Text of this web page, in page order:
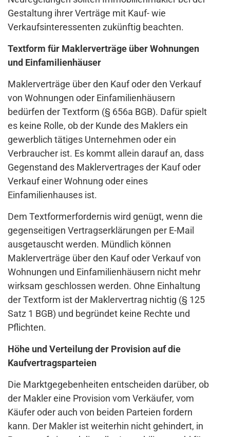
Gestaltung ihrer Verträge mit Kauf- wie
Verkaufsinteressenten zukünftig beachten.
Textform für Maklerverträge über Wohnungen
und Einfamilienhäuser
Maklerverträge über den Kauf oder den Verkauf
von Wohnungen oder Einfamilienhäusern
bedürfen der Textform (§ 656a BGB). Dafür spielt
es keine Rolle, ob der Kunde des Maklers ein
gewerblich tätiges Unternehmen oder ein
Verbraucher ist. Es kommt allein darauf an, dass
Gegenstand des Maklervertrages der Kauf oder
Verkauf einer Wohnung oder eines
Einfamilienhauses ist.
Dem Textformerfordernis wird genügt, wenn die
gegenseitigen Vertragserklärungen per E-Mail
ausgetauscht werden. Mündlich können
Maklerverträge über den Kauf oder Verkauf von
Wohnungen und Einfamilienhäusern nicht mehr
wirksam geschlossen werden. Ohne Einhaltung
der Textform ist der Maklervertrag nichtig (§ 125
Satz 1 BGB) und begründet keine Rechte und
Pflichten.
Höhe und Verteilung der Provision auf die
Kaufvertragsparteien
Die Marktgegebenheiten entscheiden darüber, ob
der Makler eine Provision vom Verkäufer, vom
Käufer oder auch von beiden Parteien fordern
kann. Der Makler ist weiterhin nicht gehindert, in